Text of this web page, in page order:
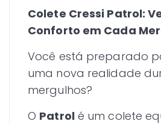
Colete Cressi Patrol:
Conforto em Cada
Você está preparado
uma nova realidade
mergulhos?
O Patrolé um colete